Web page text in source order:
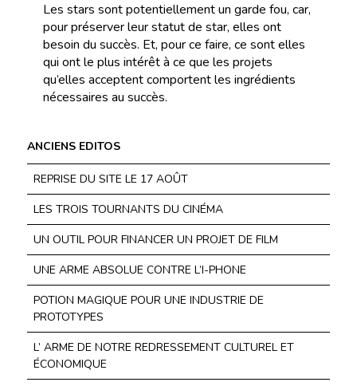
Les stars sont potentiellement un garde fou, car,
pour préserver leur statut de star, elles ont
besoin du succès. Et, pour ce faire, ce sont elles
qui ont le plus intérêt à ce que les projets
qu’elles acceptent comportent les ingrédients
nécessaires au succès.
ANCIENS EDITOS
REPRISE DU SITE LE 17 AOÛT
LES TROIS TOURNANTS DU CINÉMA
UN OUTIL POUR FINANCER UN PROJET DE FILM
UNE ARME ABSOLUE CONTRE L’I-PHONE
POTION MAGIQUE POUR UNE INDUSTRIE DE
PROTOTYPES
L’ ARME DE NOTRE REDRESSEMENT CULTUREL ET
ÉCONOMIQUE